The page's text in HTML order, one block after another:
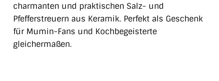
charmanten und praktischen Salz- und
Pfefferstreuern aus Keramik. Perfekt als Geschenk
für Mumin-Fans und Kochbegeisterte
gleichermaßen.